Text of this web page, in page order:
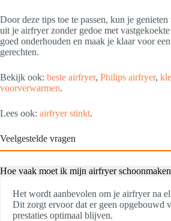
Door deze tips toe te passen, kun je
uit je airfryer zonder gedoe met
goed onderhouden en maak je klaar voor
gerechten.
Bekijk ook: beste airfryer, Philips airfryer,
voorverwarmen.
Lees ook: airfryer stinkt.
Veelgestelde vragen
Hoe vaak moet ik mijn airfryer
Het wordt aanbevolen om je airfryer na
Dit zorgt ervoor dat er geen opgebouwd
prestaties optimaal blijven.